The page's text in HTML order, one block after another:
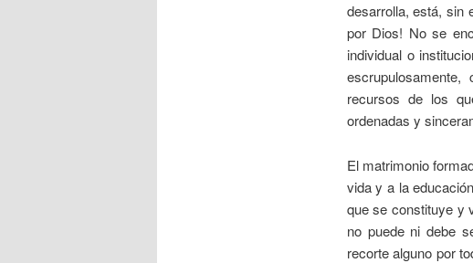
desarrolla, está, sin
por Dios! No se
individual o
recursos de los
ordenadas y
El matrimonio
vida y a la
que se constituye y
no puede ni debe
recorte alguno por